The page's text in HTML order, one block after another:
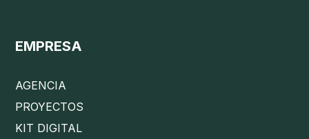
EMPRESA
AGENCIA
PROYECTOS
KIT DIGITAL